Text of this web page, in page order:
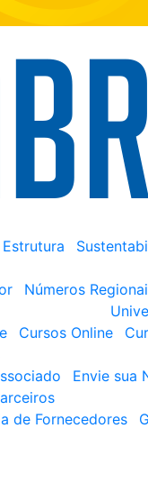
Estrutura
Números
Cursos Online
Envie sua
de Fornecedores